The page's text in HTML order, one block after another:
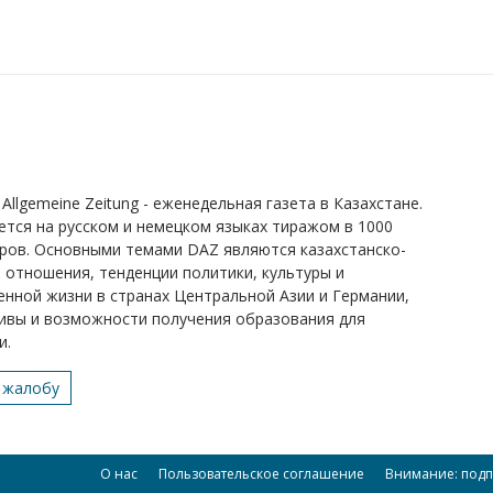
Zeitung - еженедельная газета в Казахстане.
на русском и немецком языках тиражом в 1000
Основными темами DAZ являются казахстанско-
отношения, тенденции политики, культуры и
жизни в странах Центральной Азии и Германии,
и возможности получения образования для
О нас Пользовательское соглашение Внимание: